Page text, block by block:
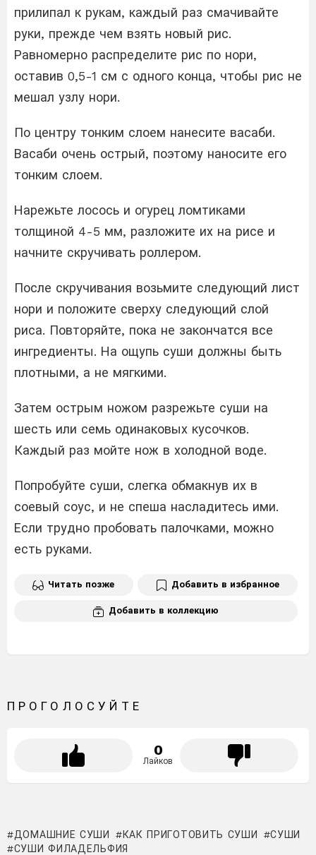
прилипал к рукам, каждый раз смачивайте
руки, прежде чем взять новый рис.
Равномерно распределите рис по нори,
оставив 0,5-1 см с одного конца, чтобы рис не
мешал узлу нори.
По центру тонким слоем нанесите васаби.
Васаби очень острый, поэтому наносите его
тонким слоем.
Нарежьте лосось и огурец ломтиками
толщиной 4-5 мм, разложите их на рисе и
начните скручивать роллером.
После скручивания возьмите следующий лист
нори и положите сверху следующий слой
риса. Повторяйте, пока не закончатся все
ингредиенты. На ощупь суши должны быть
плотными, а не мягкими.
Затем острым ножом разрежьте суши на
шесть или семь одинаковых кусочков.
Каждый раз мойте нож в холодной воде.
Попробуйте суши, слегка обмакнув их в
соевый соус, и не спеша насладитесь ими.
Если трудно пробовать палочками, можно
есть руками.
Читать позже Добавить в избранное
Добавить в коллекцию
ПРОГОЛОСУЙТЕ
0
Лайков
ДОМАШНИЕ СУШИ КАК ПРИГОТОВИТЬ СУШИ
СУШИ
СУШИ ФИЛАДЕЛЬФИЯ